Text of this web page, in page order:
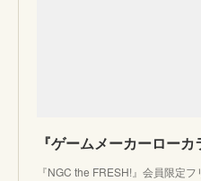
『NGC the FRESH!』会員限定